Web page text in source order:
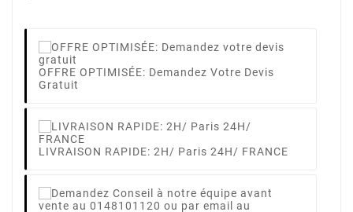
OFFRE OPTIMISÉE: Demandez Votre Devis
Gratuit
LIVRAISON RAPIDE: 2H/ Paris 24H/ FRANCE